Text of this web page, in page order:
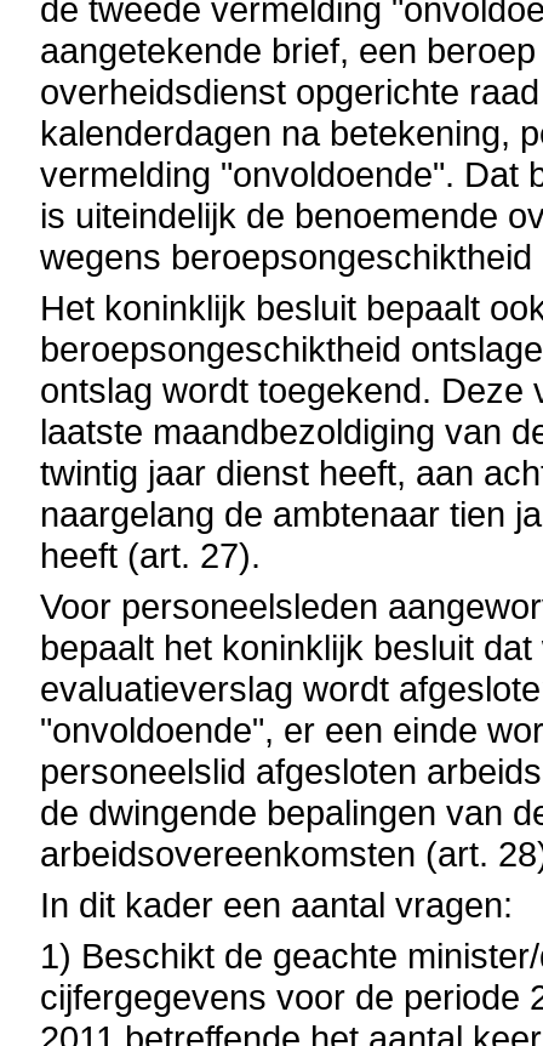
de tweede vermelding
aangetekende brief, een
overheidsdienst opgerichte
kalenderdagen na betekening,
vermelding "onvoldoende". Dat
is uiteindelijk de benoemende
wegens
Het koninklijk besluit bepaalt
beroepsongeschiktheid
ontslag wordt toegekend. Deze
laatste maandbezoldiging van
twintig jaar dienst heeft, aan
naargelang de ambtenaar tien
heeft (art. 27).
Voor personeelsleden
bepaalt het koninklijk besluit
evaluatieverslag wordt
"onvoldoende", er een einde
personeelslid afgesloten
de dwingende bepalingen van
arbeidsovereenkomsten (art.
In dit kader een aantal vragen:
1) Beschikt de geachte
cijfergegevens voor de periode